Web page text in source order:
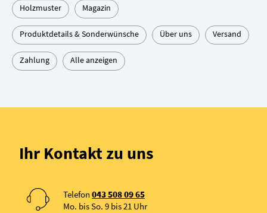
Holzmuster Magazin
Produktdetails & Sonderwünsche Über uns Versand
Zahlung Alle anzeigen
Ihr Kontakt zu uns
Telefon 043 508 09 65
Mo. bis So. 9 bis 21 Uhr